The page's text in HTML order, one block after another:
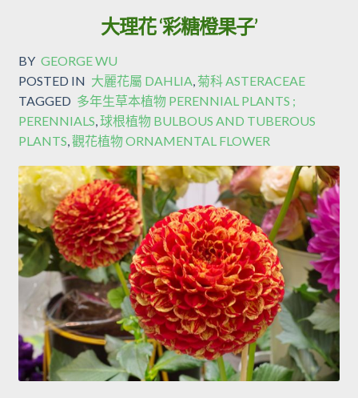
大理花 ‘彩糖橙果子’
BY GEORGE WU
POSTED IN 大麗花屬 DAHLIA 菊科 ASTERACEAE
TAGGED 多年生草本植物 PERENNIAL PLANTS ;
PERENNIALS 球根植物 BULBOUS AND TUBEROUS
PLANTS 觀花植物 ORNAMENTAL FLOWER